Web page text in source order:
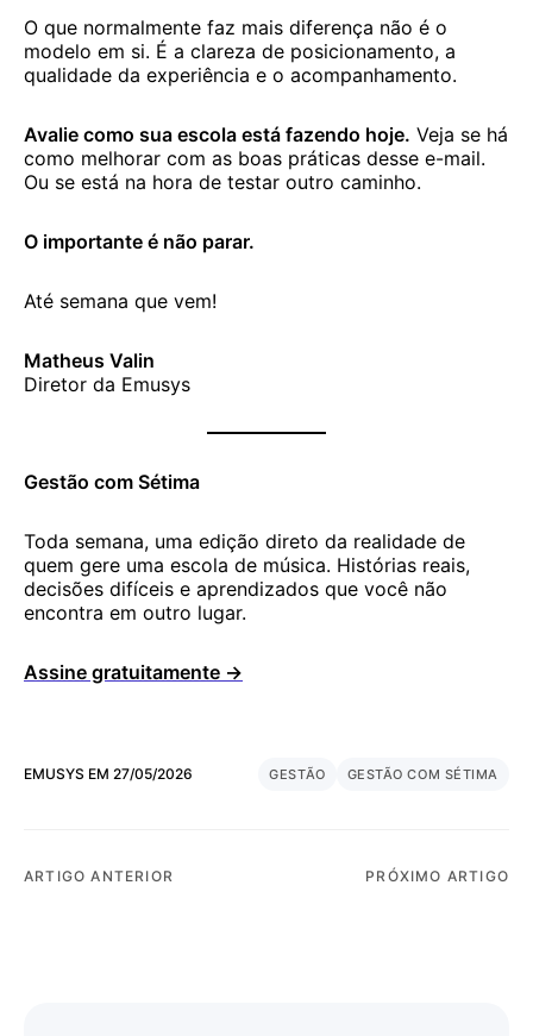
O que normalmente faz mais diferença não é o
modelo em si. É a clareza de posicionamento, a
qualidade da experiência e o acompanhamento.
Avalie como sua escola está fazendo hoje. Veja se há
como melhorar com as boas práticas desse e-mail.
Ou se está na hora de testar outro caminho.
O importante é não parar.
Até semana que vem!
Matheus Valin
Diretor da Emusys
Gestão com Sétima
Toda semana, uma edição direto da realidade de
quem gere uma escola de música. Histórias reais,
decisões difíceis e aprendizados que você não
encontra em outro lugar.
Assine gratuitamente →
EMUSYS EM 27/05/2026 GESTÃO GESTÃO COM SÉTIMA
ARTIGO ANTERIOR PRÓXIMO ARTIGO